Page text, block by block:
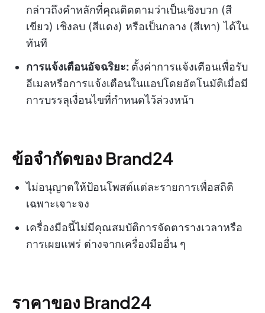
กล่าวถึงคำหลักที่คุณติดตามว่าเป็นเชิงบวก (สี
เขียว) เชิงลบ (สีแดง) หรือเป็นกลาง (สีเทา) ได้ใน
ทันที
การแจ้งเตือนอัจฉริยะ: ตั้งค่าการแจ้งเตือนเพื่อรับ
อีเมลหรือการแจ้งเตือนในแอปโดยอัตโนมัติเมื่อมี
การบรรลุเงื่อนไขที่กำหนดไว้ล่วงหน้า
ข้อจำกัดของ Brand24
ไม่อนุญาตให้ป้อนโพสต์แต่ละรายการเพื่อสถิติ
เฉพาะเจาะจง
เครื่องมือนี้ไม่มีคุณสมบัติการจัดตารางเวลาหรือ
การเผยแพร่ ต่างจากเครื่องมืออื่น ๆ
ราคาของ Brand24